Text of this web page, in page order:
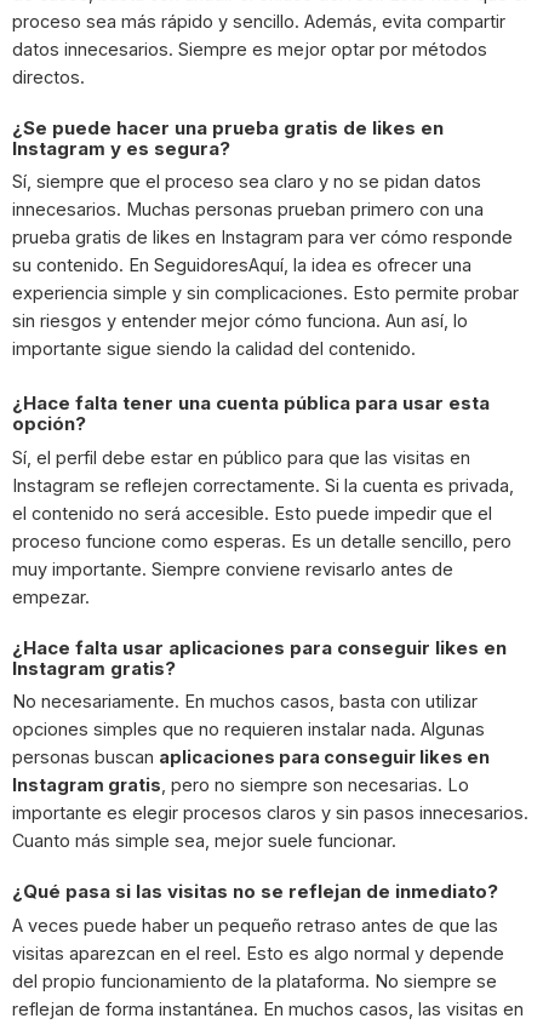
proceso sea más rápido y sencillo. Además, evita compartir
datos innecesarios. Siempre es mejor optar por métodos
directos.
¿Se puede hacer una prueba gratis de likes en
Instagram y es segura?
Sí, siempre que el proceso sea claro y no se pidan datos
innecesarios. Muchas personas prueban primero con una
prueba gratis de likes en Instagram para ver cómo responde
su contenido. En SeguidoresAquí, la idea es ofrecer una
experiencia simple y sin complicaciones. Esto permite probar
sin riesgos y entender mejor cómo funciona. Aun así, lo
importante sigue siendo la calidad del contenido.
¿Hace falta tener una cuenta pública para usar esta
opción?
Sí, el perfil debe estar en público para que las visitas en
Instagram se reflejen correctamente. Si la cuenta es privada,
el contenido no será accesible. Esto puede impedir que el
proceso funcione como esperas. Es un detalle sencillo, pero
muy importante. Siempre conviene revisarlo antes de
empezar.
¿Hace falta usar aplicaciones para conseguir likes en
Instagram gratis?
No necesariamente. En muchos casos, basta con utilizar
opciones simples que no requieren instalar nada. Algunas
personas buscan aplicaciones para conseguir likes en
Instagram gratis , pero no siempre son necesarias. Lo
importante es elegir procesos claros y sin pasos innecesarios.
Cuanto más simple sea, mejor suele funcionar.
¿Qué pasa si las visitas no se reflejan de inmediato?
A veces puede haber un pequeño retraso antes de que las
visitas aparezcan en el reel. Esto es algo normal y depende
del propio funcionamiento de la plataforma. No siempre se
reflejan de forma instantánea. En muchos casos, las visitas en